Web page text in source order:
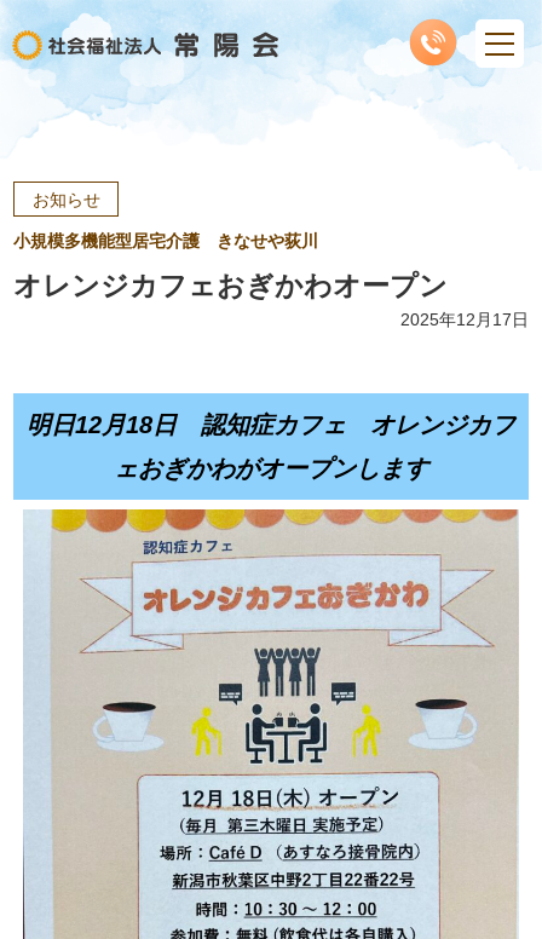
お知らせ
小規模多機能型居宅介護 きなせや荻川
オレンジカフェおぎかわオープン
2025年12月17日
明日12月18日 認知症カフェ オレンジカフ
ェおぎかわがオープンします